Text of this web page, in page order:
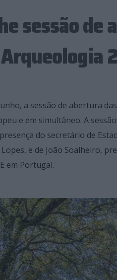
sessão
a sessão de abertura
e em simultâneo. A
do secretário de
e de João Soalheiro,
em Portugal.